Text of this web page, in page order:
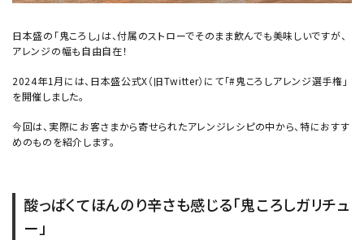
日本盛の「鬼ころし」は、付属のストローでそのまま飲んでも美味しいですが、
アレンジの幅も自由自在！
2024年1月には、日本盛公式X（旧Twitter）にて「#鬼ころしアレンジ選手権」
を開催しました。
今回は、実際にお客さまから寄せられたアレンジレシピの中から、特におすす
めのものを紹介します。
酸っぱくてほんのり辛さも感じる「鬼ころしガリチュ
ー」